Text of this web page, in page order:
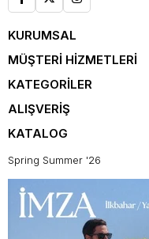
KURUMSAL
MÜŞTERİ HİZMETLERİ
KATEGORİLER
ALIŞVERİŞ
KATALOG
Spring Summer '26